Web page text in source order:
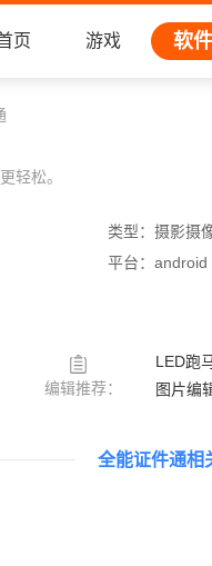
页 游戏 软件
轻松。
类型： 摄影摄
平台： android
编辑推荐：
LED跑
图片编
全能证件通相